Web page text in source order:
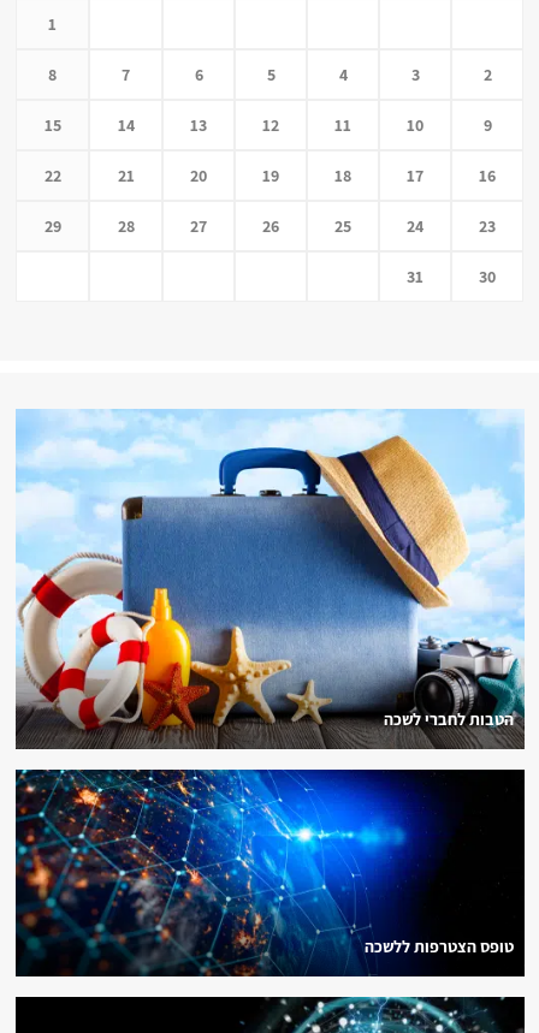
1
2
3
4
5
6
7
8
9
10
11
12
13
14
15
16
17
18
19
20
21
22
23
24
25
26
27
28
29
30
31
הטבות לחברי לשכה
טופס הצטרפות ללשכה